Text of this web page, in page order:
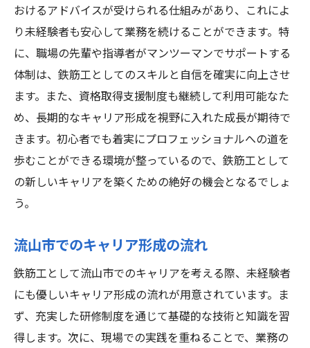
おけるアドバイスが受けられる仕組みがあり、これによ
り未経験者も安心して業務を続けることができます。特
に、職場の先輩や指導者がマンツーマンでサポートする
体制は、鉄筋工としてのスキルと自信を確実に向上させ
ます。また、資格取得支援制度も継続して利用可能なた
め、長期的なキャリア形成を視野に入れた成長が期待で
きます。初心者でも着実にプロフェッショナルへの道を
歩むことができる環境が整っているので、鉄筋工として
の新しいキャリアを築くための絶好の機会となるでしょ
う。
流山市でのキャリア形成の流れ
鉄筋工として流山市でのキャリアを考える際、未経験者
にも優しいキャリア形成の流れが用意されています。ま
ず、充実した研修制度を通じて基礎的な技術と知識を習
得します。次に、現場での実践を重ねることで、業務の